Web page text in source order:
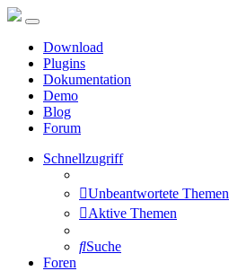
Download
Plugins
Dokumentation
Demo
Blog
Forum
Schnellzugriff
Unbeantwortete Themen
Aktive Themen
Suche
Foren